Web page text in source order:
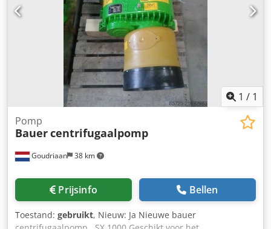
1 / 1
Goudriaan 38 km
Pomp
Bauercentrifugaalpomp
Prijsinfo Bellen
Toestand: gebruikt, Nieuw: Ja Nieuwe bauer